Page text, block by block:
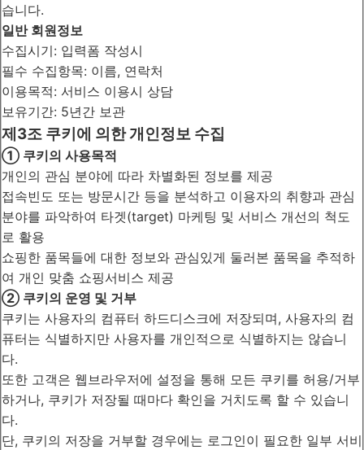
습니다.
일반 회원정보
수집시기: 입력폼 작성시
필수 수집항목: 이름, 연락처
이용목적: 서비스 이용시 상담
보유기간: 5년간 보관
제3조 쿠키에 의한 개인정보 수집
① 쿠키의 사용목적
개인의 관심 분야에 따라 차별화된 정보를 제공
접속빈도 또는 방문시간 등을 분석하고 이용자의 취향과 관심
분야를 파악하여 타겟(target) 마케팅 및 서비스 개선의 척도
로 활용
쇼핑한 품목들에 대한 정보와 관심있게 둘러본 품목을 추적하
여 개인 맞춤 쇼핑서비스 제공
② 쿠키의 운영 및 거부
쿠키는 사용자의 컴퓨터 하드디스크에 저장되며, 사용자의 컴
퓨터는 식별하지만 사용자를 개인적으로 식별하지는 않습니
다.
또한 고객은 웹브라우저에 설정을 통해 모든 쿠키를 허용/거부
하거나, 쿠키가 저장될 때마다 확인을 거치도록 할 수 있습니
다.
단, 쿠키의 저장을 거부할 경우에는 로그인이 필요한 일부 서비